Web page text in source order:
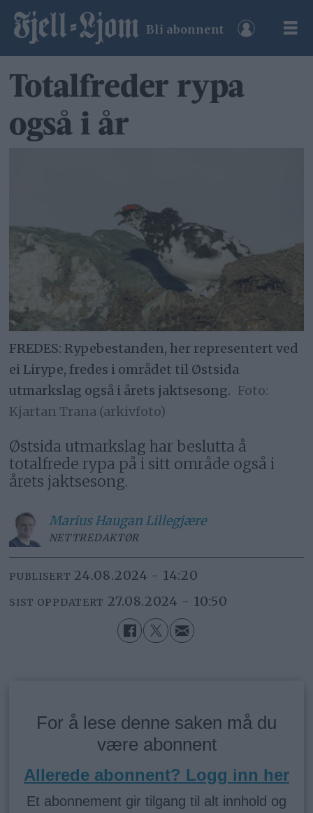
Bli abonnent
Totalfreder rypa
også i år
FREDES: Rypebestanden, her representert ved
ei Lirype, fredes i området til Østsida
utmarkslag også i årets jaktsesong.
Kjartan Trana (arkivfoto)
Østsida utmarkslag har beslutta å
totalfrede rypa på i sitt område også i
årets jaktsesong.
Marius Haugan Lillegjære
NETTREDAKTØR
PUBLISERT 24.08.2024 - 14:20
SIST OPPDATERT 27.08.2024 - 10:50
For å lese denne saken må du
være abonnent
Allerede abonnent? Logg inn her
Et abonnement gir tilgang til alt innhold og